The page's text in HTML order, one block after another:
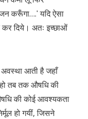
करूँगा….ʹ यदि ऐसा
कर दिये। अतः इच्छाओं
आती है जहाँ
तब तक औषधि की
की कोई आवश्यकता
हो गयीं, जिसने